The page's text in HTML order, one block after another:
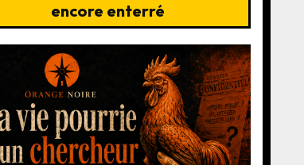
encore enterré